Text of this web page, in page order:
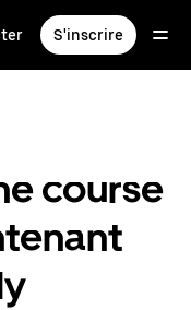
S'inscrire
course